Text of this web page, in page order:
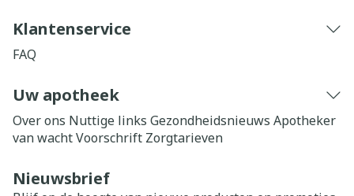
Klantenservice
FAQ
Uw apotheek
Over ons Nuttige links Gezondheidsnieuws Apotheker
van wachtVoorschrift Zorgtarieven
Nieuwsbrief